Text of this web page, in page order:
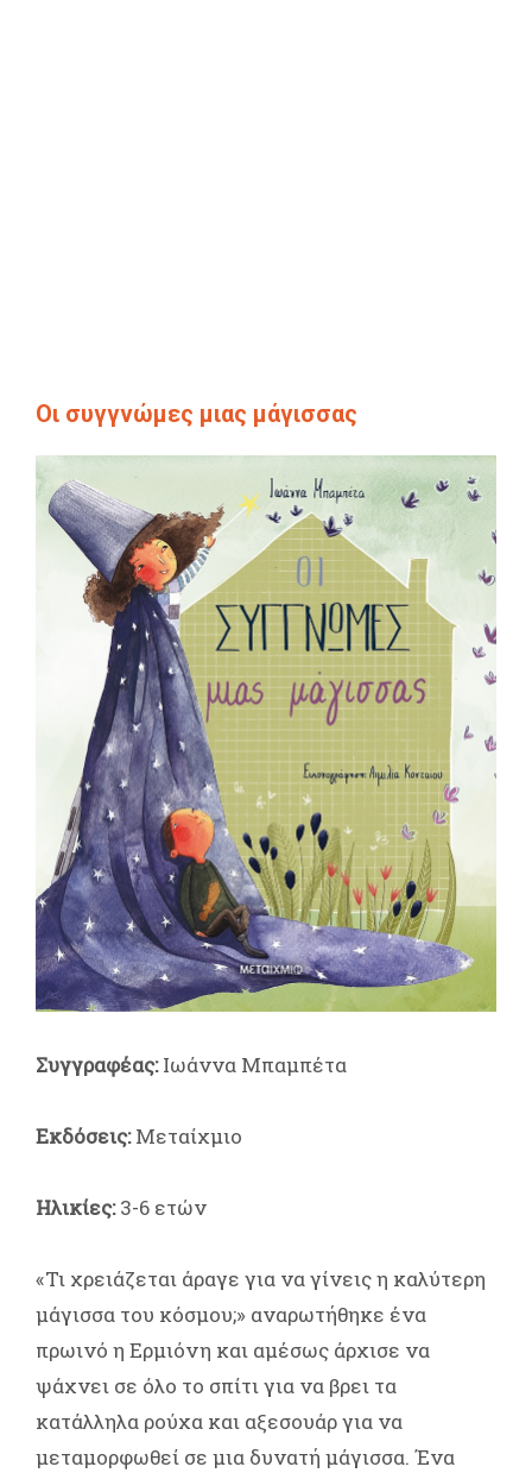
Οι συγγνώμες μιας μάγισσας
Συγγραφέας:Ιωάννα Μπαμπέτα
Εκδόσεις:Μεταίχμιο
Ηλικίες:3-6 ετών
«Τι χρειάζεται άραγε για να γίνεις η καλύτερη
μάγισσα του κόσμου;» αναρωτήθηκε ένα
πρωινό η Ερμιόνη και αμέσως άρχισε να
ψάχνει σε όλο το σπίτι για να βρει τα
κατάλληλα ρούχα και αξεσουάρ για να
μεταμορφωθεί σε μια δυνατή μάγισσα. Ένα